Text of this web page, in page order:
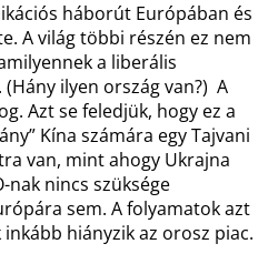
háborút Európában és
A világ többi részén ez nem
a liberális
ilyen ország van?) A
Azt se feledjük, hogy ez a
Kína számára egy Tajvani
van, mint ahogy Ukrajna
nak nincs szüksége
sem. A folyamatok azt
hiányzik az orosz piac.